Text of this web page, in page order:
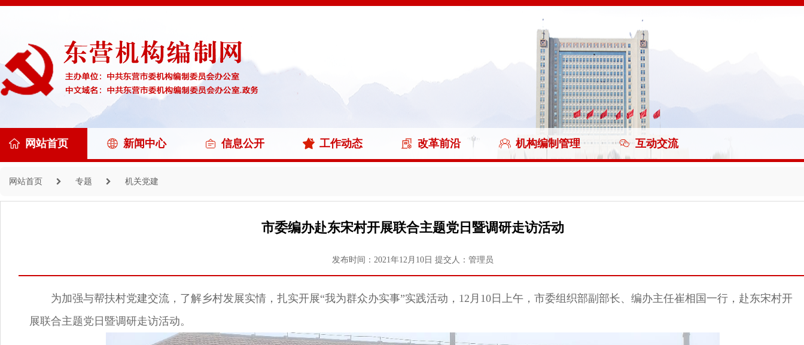
网站首页 新闻中心 信息公开 工作动态 改革前沿 机构编制管理 互动交流
网站首页 专题 机关党建
市委编办赴东宋村开展联合主题党日暨调研走访活动
发布时间：2021年12月10日 提交人：管理员
为加强与帮扶村党建交流，了解乡村发展实情，扎实开展“我为群众办实事”实践活动，12月10日上午，市委组织部副部长、编办主任崔相国一行，赴东宋村开
展联合主题党日暨调研走访活动。